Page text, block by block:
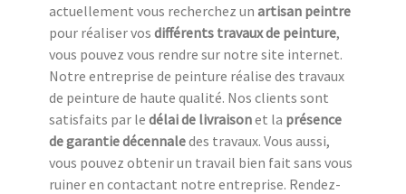
actuellement vous recherchez un artisan peintre
pour réaliser vos différents travaux de peinture,
vous pouvez vous rendre sur notre site internet.
Notre entreprise de peinture réalise des travaux
de peinture de haute qualité. Nos clients sont
satisfaits par le délai de livraisonet la présence
de garantie décennaledes travaux. Vous aussi,
vous pouvez obtenir un travail bien fait sans vous
ruiner en contactant notre entreprise. Rendez-